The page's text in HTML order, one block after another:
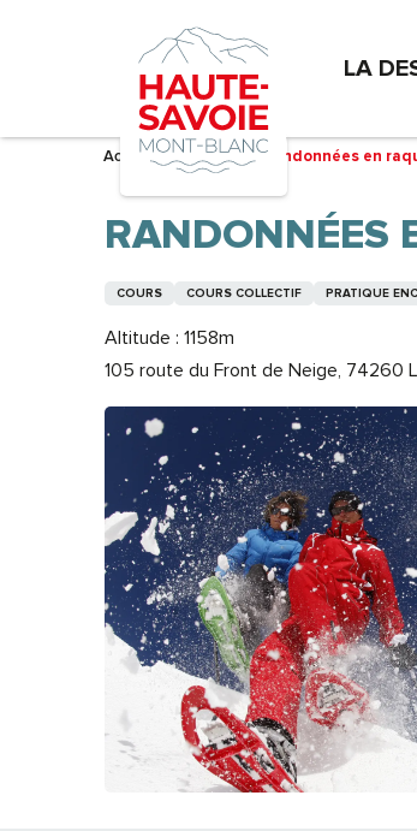
LA
Accueil – Je prépare Randonnées en
RANDONNÉES
COURS COURS COLLECTIF PRATIQUE
Altitude : 1158m
105 route du Front de Neige, 74260